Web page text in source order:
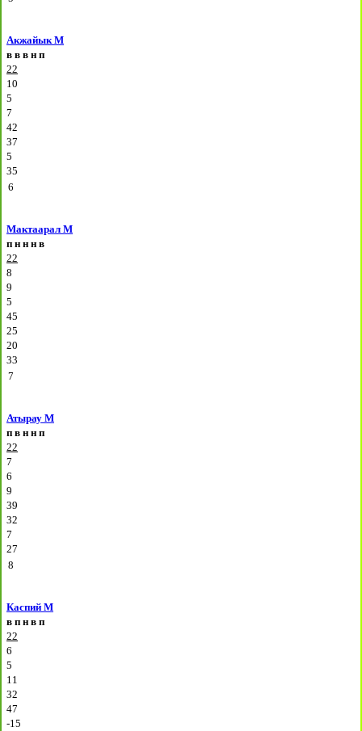
Акжайык М
в в в н п
22
10
5
7
42
37
5
35
6
Мактаарал М
п н н н в
22
8
9
5
45
25
20
33
7
Атырау М
п в н н п
22
7
6
9
39
32
7
27
8
Каспий М
в п н в п
22
6
5
11
32
47
-15